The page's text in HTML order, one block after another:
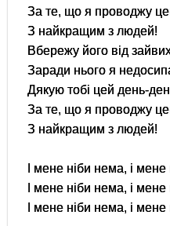
За те, що я проводжу
З найкращим з людей!
Вбережу його від
Заради нього я
Дякую тобі цей день-
За те, що я проводжу
З найкращим з людей!
І мене ніби нема, і
І мене ніби нема, і
І мене ніби нема, і